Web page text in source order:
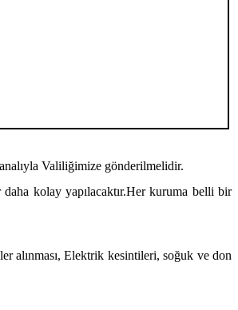
Valiliğimize gönderilmelidir.
kolay yapılacaktır.Her kuruma belli bir
alınması, Elektrik kesintileri, soğuk ve don